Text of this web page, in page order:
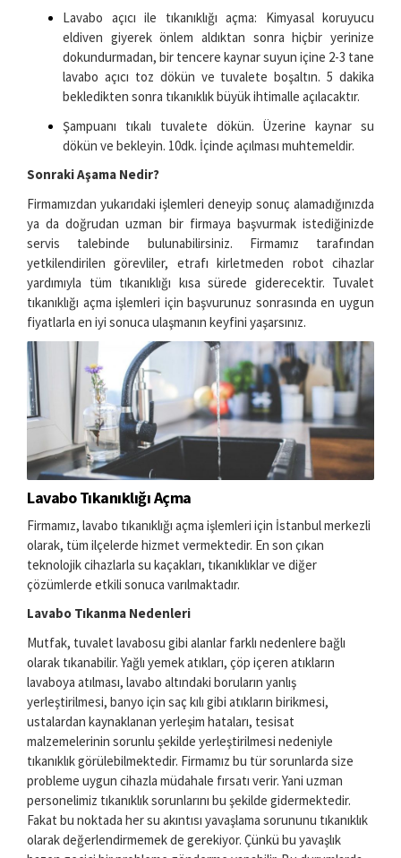
Lavabo açıcı ile tıkanıklığı açma: Kimyasal koruyucu
eldiven giyerek önlem aldıktan sonra hiçbir yerinize
dokundurmadan, bir tencere kaynar suyun içine 2-3 tane
lavabo açıcı toz dökün ve tuvalete boşaltın. 5 dakika
bekledikten sonra tıkanıklık büyük ihtimalle açılacaktır.
Şampuanı tıkalı tuvalete dökün. Üzerine kaynar su
dökün ve bekleyin. 10dk. İçinde açılması muhtemeldir.
Sonraki Aşama Nedir?
Firmamızdan yukarıdaki işlemleri deneyip sonuç alamadığınızda
ya da doğrudan uzman bir firmaya başvurmak istediğinizde
servis talebinde bulunabilirsiniz. Firmamız tarafından
yetkilendirilen görevliler, etrafı kirletmeden robot cihazlar
yardımıyla tüm tıkanıklığı kısa sürede giderecektir. Tuvalet
tıkanıklığı açma işlemleri için başvurunuz sonrasında en uygun
fiyatlarla en iyi sonuca ulaşmanın keyfini yaşarsınız.
Lavabo Tıkanıklığı Açma
Firmamız, lavabo tıkanıklığı açma işlemleri için İstanbul merkezli
olarak, tüm ilçelerde hizmet vermektedir. En son çıkan
teknolojik cihazlarla su kaçakları, tıkanıklıklar ve diğer
çözümlerde etkili sonuca varılmaktadır.
Lavabo Tıkanma Nedenleri
Mutfak, tuvalet lavabosu gibi alanlar farklı nedenlere bağlı
olarak tıkanabilir. Yağlı yemek atıkları, çöp içeren atıkların
lavaboya atılması, lavabo altındaki boruların yanlış
yerleştirilmesi, banyo için saç kılı gibi atıkların birikmesi,
ustalardan kaynaklanan yerleşim hataları, tesisat
malzemelerinin sorunlu şekilde yerleştirilmesi nedeniyle
tıkanıklık görülebilmektedir. Firmamız bu tür sorunlarda size
probleme uygun cihazla müdahale fırsatı verir. Yani uzman
personelimiz tıkanıklık sorunlarını bu şekilde gidermektedir.
Fakat bu noktada her su akıntısı yavaşlama sorununu tıkanıklık
olarak değerlendirmemek de gerekiyor. Çünkü bu yavaşlık